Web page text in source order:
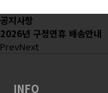
공지사항
2026년 구정연휴 배송안내
PrevNext
INFO